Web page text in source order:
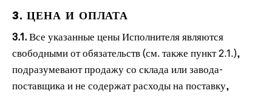
3. ЦЕНА И ОПЛАТА
3.1. Все указанные цены Исполнителя являются
свободными от обязательств (см. также пункт 2.1.),
подразумевают продажу со склада или завода-
поставщика и не содержат расходы на поставку,